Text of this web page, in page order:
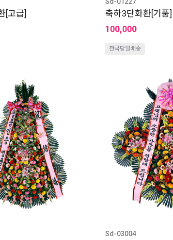
[고급]
Sd-01227
축하3단화환[기품]
100,000
전국당일배송
Sd-03004